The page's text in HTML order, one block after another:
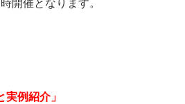
開催となります。
例紹介」